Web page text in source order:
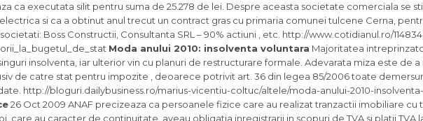
ca executata silit pentru suma de 25.278 de lei. Despre aceasta societate comerciala se
si ca a obtinut anul trecut un contract gras cu primaria comunei tulcene Cerna,
Boss Constructii, Consultanta SRL – 90% actiuni , etc. http://www.cotidianul.ro/
Moda anului 2010: insolventa voluntara Majoritatea
insolventa, iar ulterior vin cu planuri de restructurare formale. Adevarata miza este de
de catre stat pentru impozite , deoarece potrivit art. 36 din legea 85/2006 toate
http://bloguri.dailybusiness.ro/marius-vicentiu-coltuc/altele/moda-anului-2010-
26 Oct 2009 ANAF precizeaza ca persoanele fizice care au realizat tranzactii imobiliare cu
care au caracter de continuitate, aveau obligatia inregistrarii in scopuri de TVA si platii TVA